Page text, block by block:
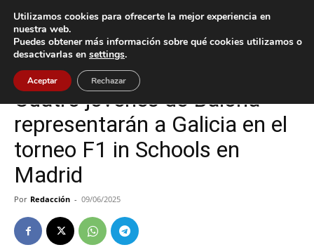
Inicio Baiona
Baiona Cultura / Ocio Tecnología
Cuatro jóvenes de Baiona
representarán a Galicia en el
torneo F1 in Schools en
Madrid
Por Redacción - 09/06/2025
Utilizamos cookies para ofrecerte la mejor experiencia en
nuestra web.
Puedes obtener más información sobre qué cookies utilizamos o
desactivarlas en settings.
Aceptar Rechazar